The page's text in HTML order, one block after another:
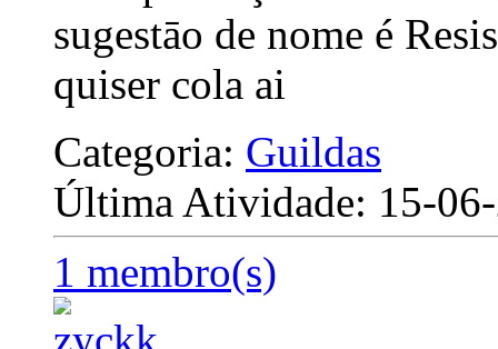
sugestāo de nome é
quiser cola ai
Categoria: Guildas
Última Atividade: 15-
1 membro(s)